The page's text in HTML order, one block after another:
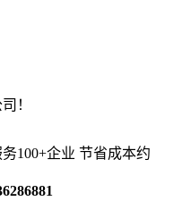
！
100+企业 节省成本约